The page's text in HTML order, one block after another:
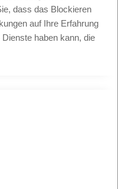
dass das Blockieren
auf Ihre Erfahrung
haben kann, die